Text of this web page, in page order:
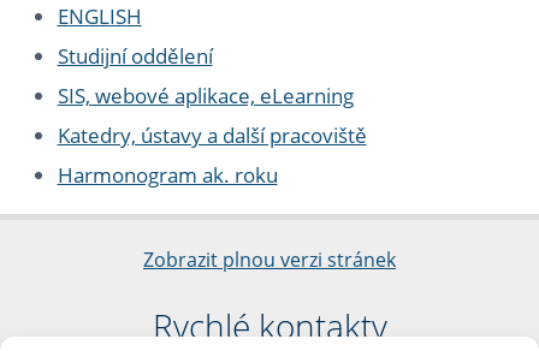
ENGLISH
Studijní oddělení
SIS, webové aplikace, eLearning
Katedry, ústavy a další pracoviště
Harmonogram ak. roku
Zobrazit plnou verzi stránek
Rychlé kontakty